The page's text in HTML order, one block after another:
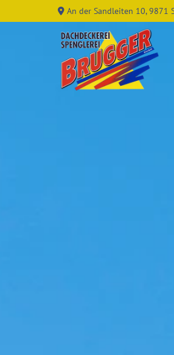
 An der Sandleiten 10, 9871